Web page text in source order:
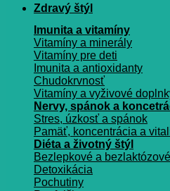
Zdravý štýl
Imunita a vitamíny
Vitamíny a minerály
Vitamíny pre deti
Imunita a antioxidanty
Chudokrvnosť
Vitamíny a vyživové
Nervy, spánok a
Stres, úzkosť a spánok
Pamäť, koncentrácia a
Diéta a životný štýl
Bezlepkové a
Detoxikácia
Pochutiny